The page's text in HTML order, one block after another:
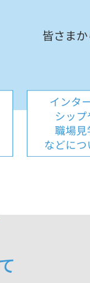
皆さま
インタ
シップ
職場見
などにつ